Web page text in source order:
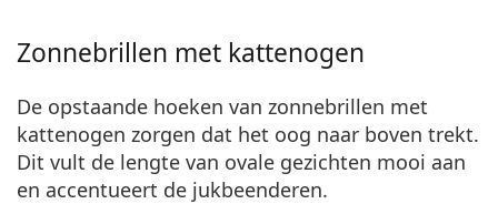
Zonnebrillen met kattenogen
De opstaande hoeken van zonnebrillen met
kattenogen zorgen dat het oog naar boven trekt.
Dit vult de lengte van ovale gezichten mooi aan
en accentueert de jukbeenderen.